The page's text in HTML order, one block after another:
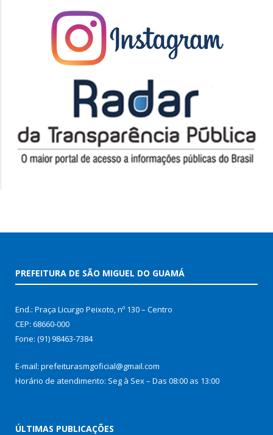
PREFEITURA DE SÃO MIGUEL DO GUAMÁ
End.: Praça Licurgo Peixoto, nº 130 – Centro
CEP: 68660-000
Fone: (91) 98463-7384
E-mail: prefeiturasmgoficial@gmail.com
Horário de atendimento: Seg à Sex – Das 08:00 as 13:00
ÚLTIMAS PUBLICAÇÕES